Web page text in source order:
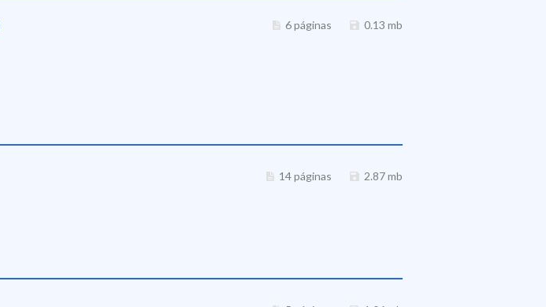
6 páginas 0.13 mb
14 páginas 2.87 mb